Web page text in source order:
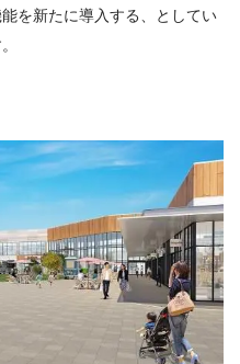
を新たに導入する、としてい